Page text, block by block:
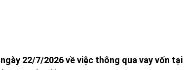
22/7/2026 về việc thông qua vay vốn tại